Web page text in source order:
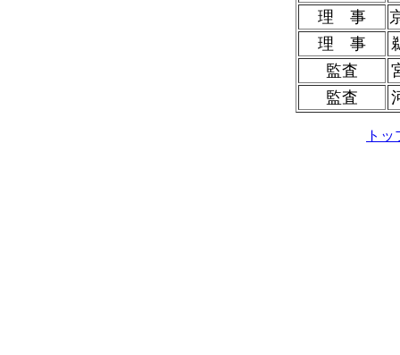
理 事
理 事
監査
監査
ト